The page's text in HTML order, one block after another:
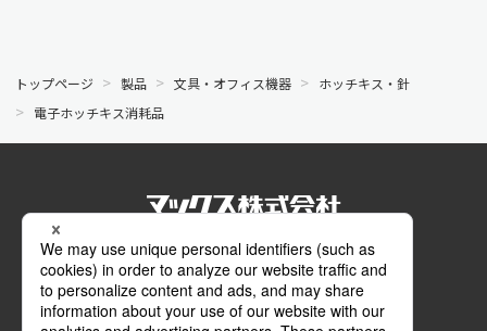
トップページ 製品 文具・オフィス機器
ホッチキス・針
電子ホッチキス消耗品
公式SNS
Facebook
Instagram
メールマガジン